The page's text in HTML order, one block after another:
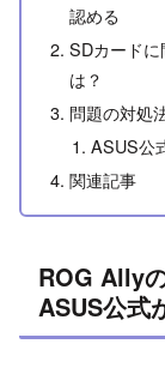
認める
SDカード
は？
問題の対処
ASUS公
関連記事
ROG Ally
ASUS公式